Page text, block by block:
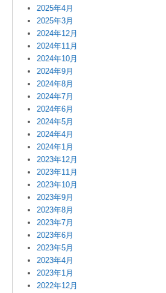
2025年4月
2025年3月
2024年12月
2024年11月
2024年10月
2024年9月
2024年8月
2024年7月
2024年6月
2024年5月
2024年4月
2024年1月
2023年12月
2023年11月
2023年10月
2023年9月
2023年8月
2023年7月
2023年6月
2023年5月
2023年4月
2023年1月
2022年12月